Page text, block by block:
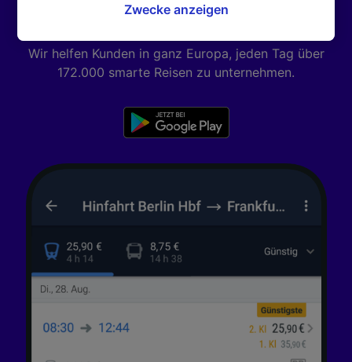
Besser reisen mit Trainline
Wir helfen Kunden in ganz Europa, jeden Tag über
172.000 smarte Reisen zu unternehmen.
Ihres Widerspruchsrechts bei berechtigtem
besuchen Sie jederzeit die Seite der
Datenschutzrichtlinie. Diese Präferenzen
haben keinen Einfluss auf Surfdaten. Ihre
Daten werden nicht für Tracking-Zwecke
verwendet, wenn Sie uns gebeten haben, Ihr
Surfverhalten nicht zu verfolgen.
Folgendes bereitzustellen:
Endgeräteeigenschaften zur Identifikation
aktiv abfragen. Speichern von oder Zugriff auf
Informationen auf einem Endgerät.
Personalisierte Werbung und Inhalte, Messung
von Werbeleistung und der Performance von
Inhalten, Zielgruppenforschung sowie
Entwicklung und Verbesserung von
Zwecke anzeigen